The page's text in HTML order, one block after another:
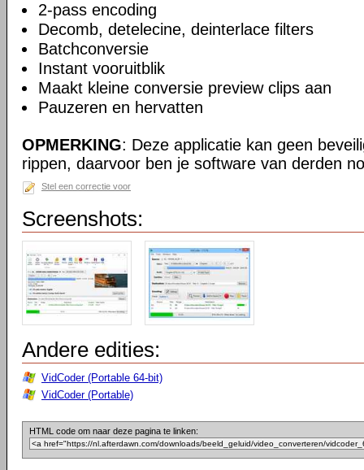
2-pass encoding
Decomb, detelecine, deinterlace filters
Batchconversie
Instant vooruitblik
Maakt kleine conversie preview clips aan
Pauzeren en hervatten
OPMERKING: Deze applicatie kan geen
rippen, daarvoor ben je software van derden
Stel een correctie voor
Screenshots:
Andere edities:
VidCoder (Portable 64-bit)
VidCoder (Portable)
HTML code om naar deze pagina te linken: